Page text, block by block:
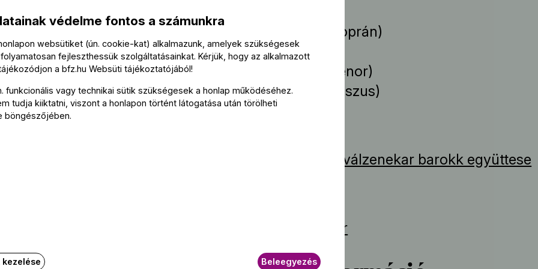
42
műcímekre kattintva
(szoprán)
Gavodi Zoltán
(tenor)
Cser Krisztián
(basszus)
A Budapesti Fesztiválzenekar barokk együttese
Lesták Bedő Eszter
védelme fontos a számunkra
websütiket (ún. cookie-kat) alkalmazunk, amelyek szükségesek
fejleszthessük szolgáltatásainkat. Kérjük, hogy az alkalmazott
a bfz.hu Websüti tájékoztatójából!
funkcionális vagy technikai sütik szükségesek a honlap működéséhez.
tudja kiiktatni, viszont a honlapon történt látogatása után törölheti
böngészőjében.
Beleegyezés